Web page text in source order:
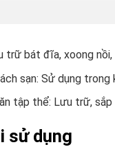
trữ bát đĩa, xoong
sạn: Sử dụng
tập thể: Lưu trữ,
sử dụng